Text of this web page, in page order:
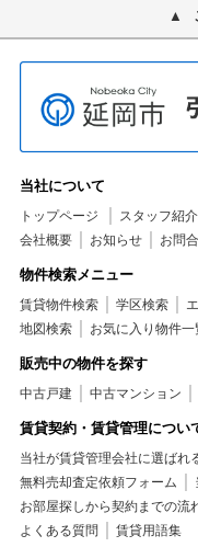
当社について
トップページ スタッフ紹介
会社概要
お知らせ お問
物件検索メニュー
賃貸物件検索 学区検索
地図検索
お気に入り物件一
販売中の物件を探す
中古戸建 中古マンション
賃貸契約・賃貸管理につい
当社が賃貸管理会社に選ばれ
無料売却査定依頼フォーム
お部屋探しから契約までの流
よくある質問
賃貸用語集